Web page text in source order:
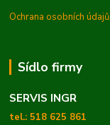
Ochrana osobních údajů
Sídlo firmy
SERVIS INGR
tel.: 518 625 861